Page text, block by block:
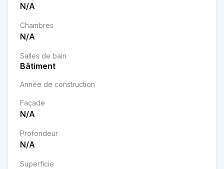
N/A
Chambres
N/A
Salles de bain
Bâtiment
Année de construction
Façade
N/A
Profondeur
N/A
Superficie